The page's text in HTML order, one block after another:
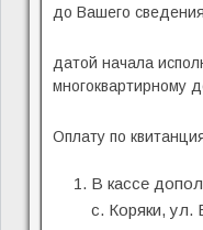
до Вашего
датой начала
многоквартирному
Оплату по
В кассе
с. Коряки, ул.